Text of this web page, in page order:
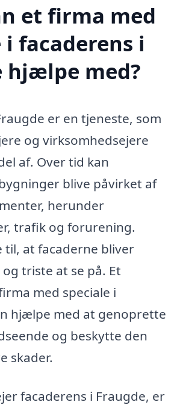
et firma med
i facaderens i
hjælpe med?
er en tjeneste, som
og virksomhedsejere
af. Over tid kan
blive påvirket af
herunder
trafik og forurening.
til, at facaderne bliver
triste at se på. Et
med speciale i
hjælpe med at genoprette
og beskytte den
skader.
facaderens i Fraugde, er